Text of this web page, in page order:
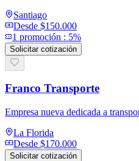
Santiago
Desde $150.000
1 promoción : 5%
Solicitar cotización
Franco Transporte
Empresa nueva dedicada a
La Florida
Desde $170.000
Solicitar cotización